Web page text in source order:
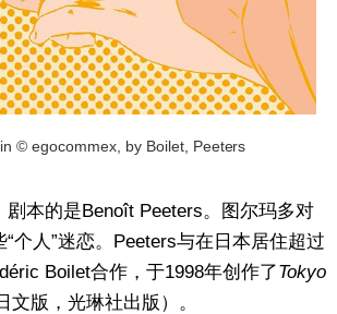
© egocommex, by Boilet, Peeters
剧本的是Benoît Peeters。图尔玛多对
个人”迷恋。Peeters与在日本居住超过
Boilet合作，于1998年创作了Tokyo
文版，光琳社出版）。